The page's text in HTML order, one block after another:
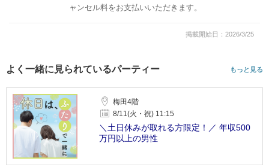
ャンセル料をお支払いいただきます。
掲載開始日：2026/3/25
よく一緒に見られているパーティー もっと見る
梅田4階
8/11(火・祝) 11:15
＼土日休みが取れる方限定！／ 年収500
万円以上の男性